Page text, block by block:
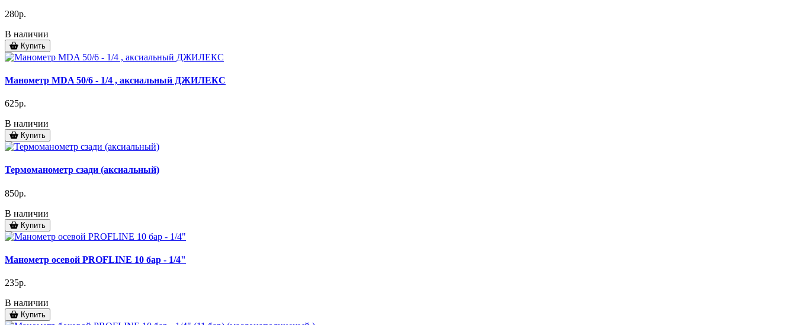
280р.
В наличии
Купить
Манометр MDA 50/6 - 1/4 , аксиальный ДЖИЛЕКС
625р.
В наличии
Купить
Термоманометр сзади (аксиальный)
850р.
В наличии
Купить
Манометр осевой PROFLINE 10 бар - 1/4"
235р.
В наличии
Купить